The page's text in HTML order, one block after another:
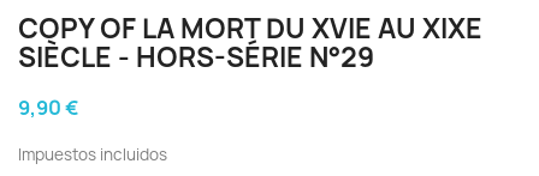
COPY OF LA MORT DU XVIE AU XIXE
SIÈCLE - HORS-SÉRIE N°29
9,90 €
Impuestos incluidos